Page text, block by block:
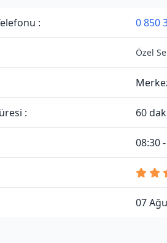
: 0 850
Özel
: 60
08:30
07